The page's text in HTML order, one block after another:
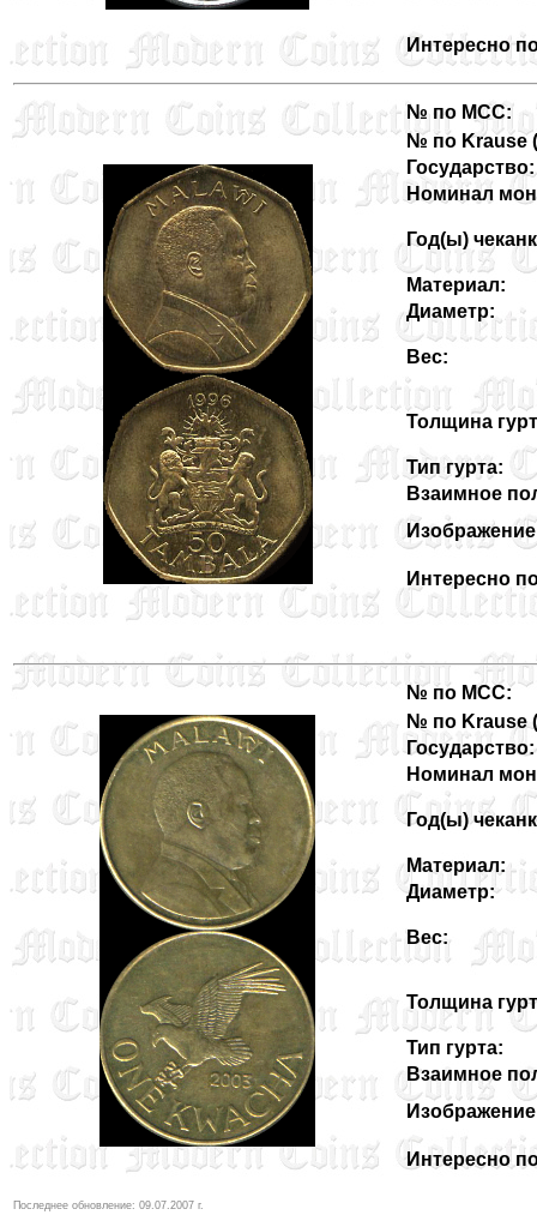
Интересно
№ по MCC:
№ по Krause
Государство:
Номинал
Год(ы)
Материал:
Диаметр:
Вес:
Толщина
Тип гурта:
Взаимное
Интересно
№ по MCC:
№ по Krause
Государство:
Номинал
Год(ы)
Материал:
Диаметр:
Вес:
Толщина
Тип гурта:
Взаимное
Интересно
Последнее обновление: 09.07.2007 г.